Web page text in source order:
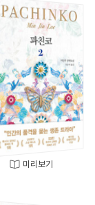
미리보기